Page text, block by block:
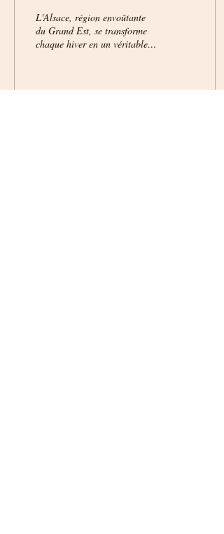
Alsace : Un Voyage
Féérique
L'Alsace, région envoûtante
du Grand Est, se transforme
chaque hiver en un véritable